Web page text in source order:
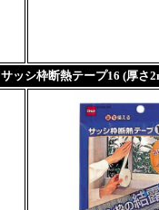
サッシ枠断熱テープ16 (厚さ